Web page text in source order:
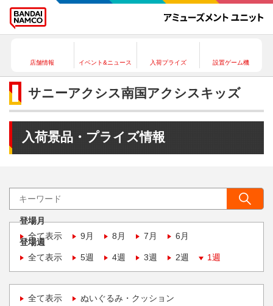
店舗情報 イベント&ニュース 入荷プライズ 設置ゲーム機
サニーアクシス南国アクシスキッズ
入荷景品・プライズ情報
登場月
全て表示
9月 8月 7月 6月
登場週
全て表示
5週 4週 3週 2週 1週
全て表示 ぬいぐるみ・クッション